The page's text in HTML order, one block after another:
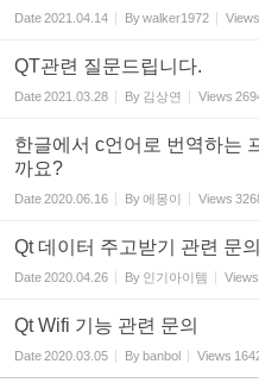
Date2021.04.14 Bywalker1972 Views
QT관련 질문드립니다.
Date2021.03.28 By 김상연 Views
한글에서 c언어로 번역하는
까요?
Date2020.06.16 By에몽이 Views
Qt 데이터 주고받기 관련 문의
Date2020.04.26 By 인기아이템 Views
Qt Wifi 기능 관련 문의
Date2020.03.05 Bybanbol Views